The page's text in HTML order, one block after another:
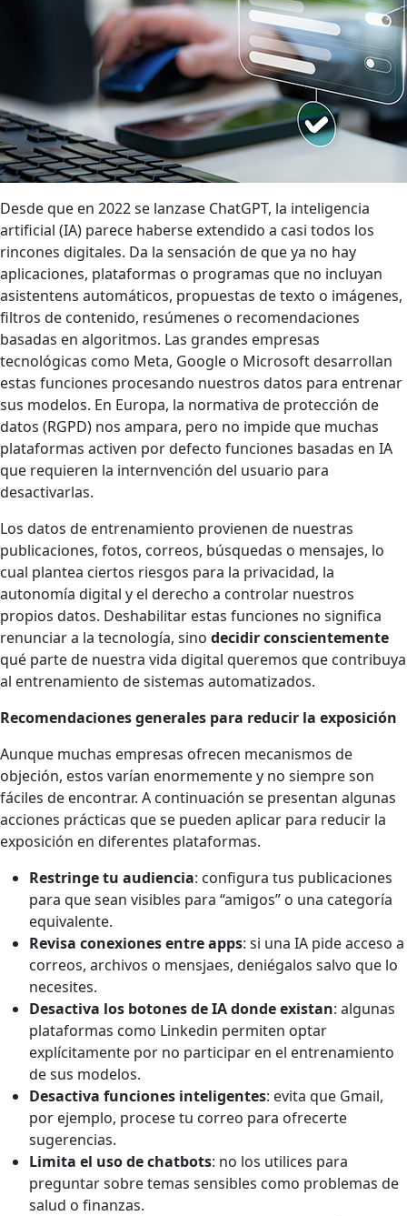
Desde que en 2022 se lanzase ChatGPT, la inteligencia
artificial (IA) parece haberse extendido a casi todos los
rincones digitales. Da la sensación de que ya no hay
aplicaciones, plataformas o programas que no incluyan
asistentens automáticos, propuestas de texto o imágenes,
filtros de contenido, resúmenes o recomendaciones
basadas en algoritmos. Las grandes empresas
tecnológicas como Meta, Google o Microsoft desarrollan
estas funciones procesando nuestros datos para entrenar
sus modelos. En Europa, la normativa de protección de
datos (RGPD) nos ampara, pero no impide que muchas
plataformas activen por defecto funciones basadas en IA
que requieren la internvención del usuario para
desactivarlas.
Los datos de entrenamiento provienen de nuestras
publicaciones, fotos, correos, búsquedas o mensajes, lo
cual plantea ciertos riesgos para la privacidad, la
autonomía digital y el derecho a controlar nuestros
propios datos. Deshabilitar estas funciones no significa
renunciar a la tecnología, sino decidir conscientemente
qué parte de nuestra vida digital queremos que contribuya
al entrenamiento de sistemas automatizados.
Recomendaciones generales para reducir la exposición
Aunque muchas empresas ofrecen mecanismos de
objeción, estos varían enormemente y no siempre son
fáciles de encontrar. A continuación se presentan algunas
acciones prácticas que se pueden aplicar para reducir la
exposición en diferentes plataformas.
Restringe tu audiencia: configura tus publicaciones
para que sean visibles para “amigos” o una categoría
equivalente.
Revisa conexiones entre apps: si una IA pide acceso a
correos, archivos o mensjaes, deniégalos salvo que lo
necesites.
Desactiva los botones de IA donde existan: algunas
plataformas como Linkedin permiten optar
explícitamente por no participar en el entrenamiento
de sus modelos.
Desactiva funciones inteligentes: evita que Gmail,
por ejemplo, procese tu correo para ofrecerte
sugerencias.
Limita el uso de chatbots: no los utilices para
preguntar sobre temas sensibles como problemas de
salud o finanzas.